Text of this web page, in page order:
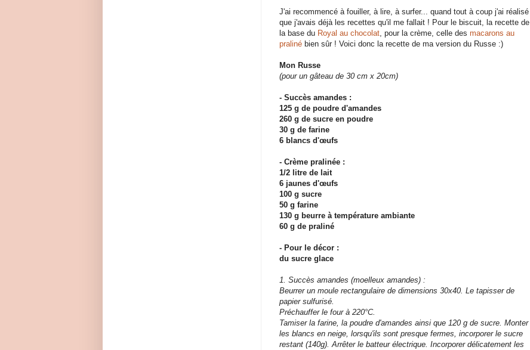
J'ai recommencé à fouiller, à lire, à surfer... quand tout à coup j'ai réalisé
que j'avais déjà les recettes qu'il me fallait ! Pour le biscuit, la recette de
la base du Royal au chocolat, pour la crème, celle des macarons au
praliné bien sûr ! Voici donc la recette de ma version du Russe :)
Mon Russe
(pour un gâteau de 30 cm x 20cm)
- Succès amandes :
125 g de poudre d'amandes
260 g de sucre en poudre
30 g de farine
6 blancs d'œufs
- Crème pralinée :
1/2 litre de lait
6 jaunes d'œufs
100 g sucre
50 g farine
130 g beurre à température ambiante
60 g de praliné
- Pour le décor :
du sucre glace
1. Succès amandes (moelleux amandes) :
Beurrer un moule rectangulaire de dimensions 30x40. Le tapisser de
papier sulfurisé.
Préchauffer le four à 220°C.
Tamiser la farine, la poudre d'amandes ainsi que 120 g de sucre. Monter
les blancs en neige, lorsqu'ils sont presque fermes, incorporer le sucre
restant (140g). Arrêter le batteur électrique. Incorporer délicatement les